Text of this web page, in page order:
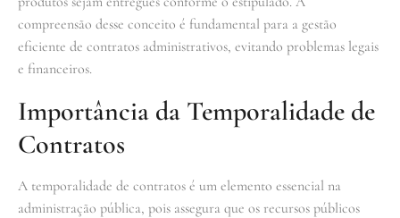
compreensão desse conceito é fundamental para a gestão
eficiente de contratos administrativos, evitando problemas legais
e financeiros.
Importância da Temporalidade de
Contratos
A temporalidade de contratos é um elemento essencial na
administração pública, pois assegura que os recursos públicos